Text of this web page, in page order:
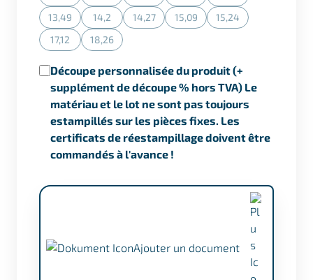
(Cette action n'est actuellement pas disponible.)
(Cette action n'est actuellement pas disponible.)
(Cette action n'est actuellement pas
(Cette action n'est(Cette action n'est
13,49
(Cette action n'est actuellement pas disponible.)
14,2
(Cette action n'est actuellement pas disponible.)
14,27
(Cette action n'est actuellement pas
15,09
(Cette action n'est
15,24
(Cette action n'est
17,12
(Cette action n'est actuellement pas disponible.)
18,26
(Cette action n'est actuellement pas disponible.)
Découpe personnalisée du produit (+
supplément de découpe % hors TVA) Le
matériau et le lot ne sont pas toujours
estampillés sur les pièces fixes. Les
certificats de réestampillage doivent être
commandés à l'avance !
Ajouter un document